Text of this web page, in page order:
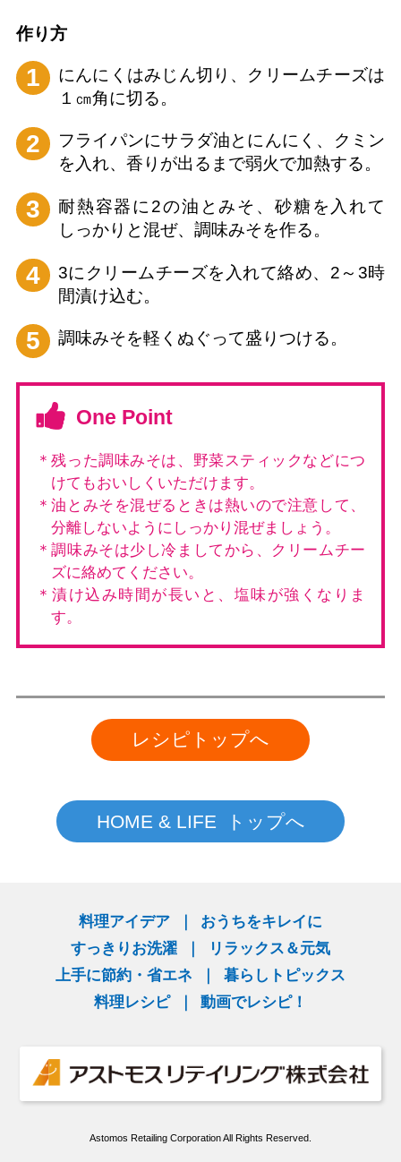
作り⽅
1
にんにくはみじん切り、クリームチーズは
１㎝角に切る。
2
フライパンにサラダ油とにんにく、クミン
を入れ、香りが出るまで弱火で加熱する。
3
耐熱容器に2の油とみそ、砂糖を入れて
しっかりと混ぜ、調味みそを作る。
4
3にクリームチーズを入れて絡め、2～3時
間漬け込む。
5 調味みそを軽くぬぐって盛りつける。
One Point
＊残った調味みそは、野菜スティックなどにつ
けてもおいしくいただけます。
＊油とみそを混ぜるときは熱いので注意して、
分離しないようにしっかり混ぜましょう。
＊調味みそは少し冷ましてから、クリームチー
ズに絡めてください。
＊漬け込み時間が長いと、塩味が強くなりま
す。
レシピトップへ
HOME & LIFE トップへ
料理アイデア
おうちをキレイに
すっきりお洗濯
リラックス＆元気
上手に節約・省エネ
暮らしトピックス
料理レシピ
動画でレシピ！
Astomos Retailing Corporation All Rights Reserved.